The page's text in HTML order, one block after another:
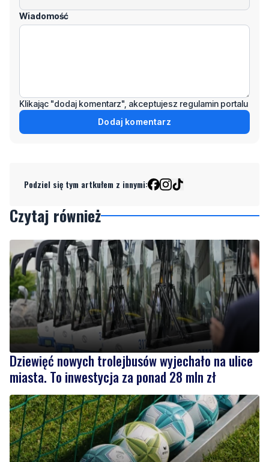
Wiadomość
Klikając "dodaj komentarz", akceptujesz regulamin portalu
Dodaj komentarz
Podziel się tym artkułem z innymi:
Czytaj również
Dziewięć nowych trolejbusów wyjechało na ulice
miasta. To inwestycja za ponad 28 mln zł